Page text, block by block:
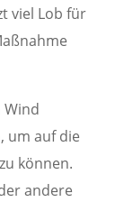
viel Lob für
um auf die
können.
andere